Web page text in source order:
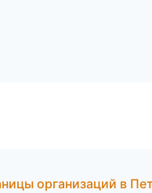
организаций в